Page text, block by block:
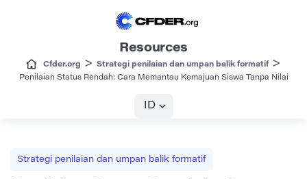
Resources
Cfder.org > Strategi penilaian dan umpan balik formatif >
Penilaian Status Rendah: Cara Memantau Kemajuan Siswa Tanpa Nilai
ID
Strategi penilaian dan umpan balik formatif